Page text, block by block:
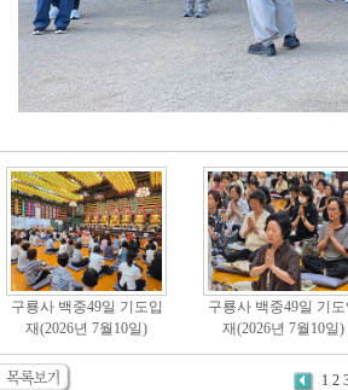
구룡사 백중49일 기도입
재(2026년 7월10일)
구룡사 백중49일 기도
재(2026년 7월10일)
1 2